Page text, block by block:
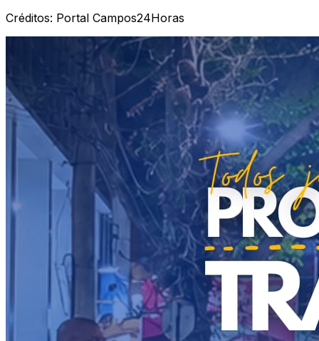
Créditos: Portal Campos24Horas